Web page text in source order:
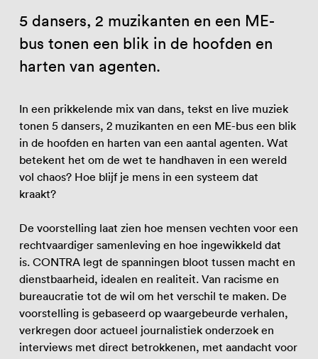
5 dansers, 2 muzikanten en een ME-
bus tonen een blik in de hoofden en
harten van agenten.
In een prikkelende mix van dans, tekst en live muziek
tonen 5 dansers, 2 muzikanten en een ME-bus een blik
in de hoofden en harten van een aantal agenten. Wat
betekent het om de wet te handhaven in een wereld
vol chaos? Hoe blijf je mens in een systeem dat
kraakt?
De voorstelling laat zien hoe mensen vechten voor een
rechtvaardiger samenleving en hoe ingewikkeld dat
is. CONTRA legt de spanningen bloot tussen macht en
dienstbaarheid, idealen en realiteit. Van racisme en
bureaucratie tot de wil om het verschil te maken. De
voorstelling is gebaseerd op waargebeurde verhalen,
verkregen door actueel journalistiek onderzoek en
interviews met direct betrokkenen, met aandacht voor